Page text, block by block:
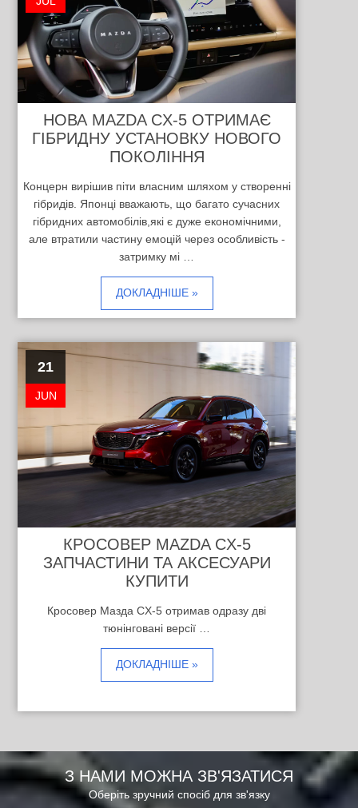
НОВА MAZDA CX-5 ОТРИМАЄ
ГІБРИДНУ УСТАНОВКУ НОВОГО
ПОКОЛІННЯ
Концерн вирішив піти власним шляхом у створенні
гібридів. Японці вважають, що багато сучасних
гібридних автомобілів,які є дуже економічними,
але втратили частину емоцій через особливість -
затримку мі …
ДОКЛАДНІШЕ »
21
JUN
КРОСОВЕР MAZDA CX-5
ЗАПЧАСТИНИ ТА АКСЕСУАРИ
КУПИТИ
Кросовер Мазда CX-5 отримав одразу дві
тюнінговані версії …
ДОКЛАДНІШЕ »
З НАМИ МОЖНА ЗВ'ЯЗАТИСЯ
Оберіть зручний спосіб для зв'язку